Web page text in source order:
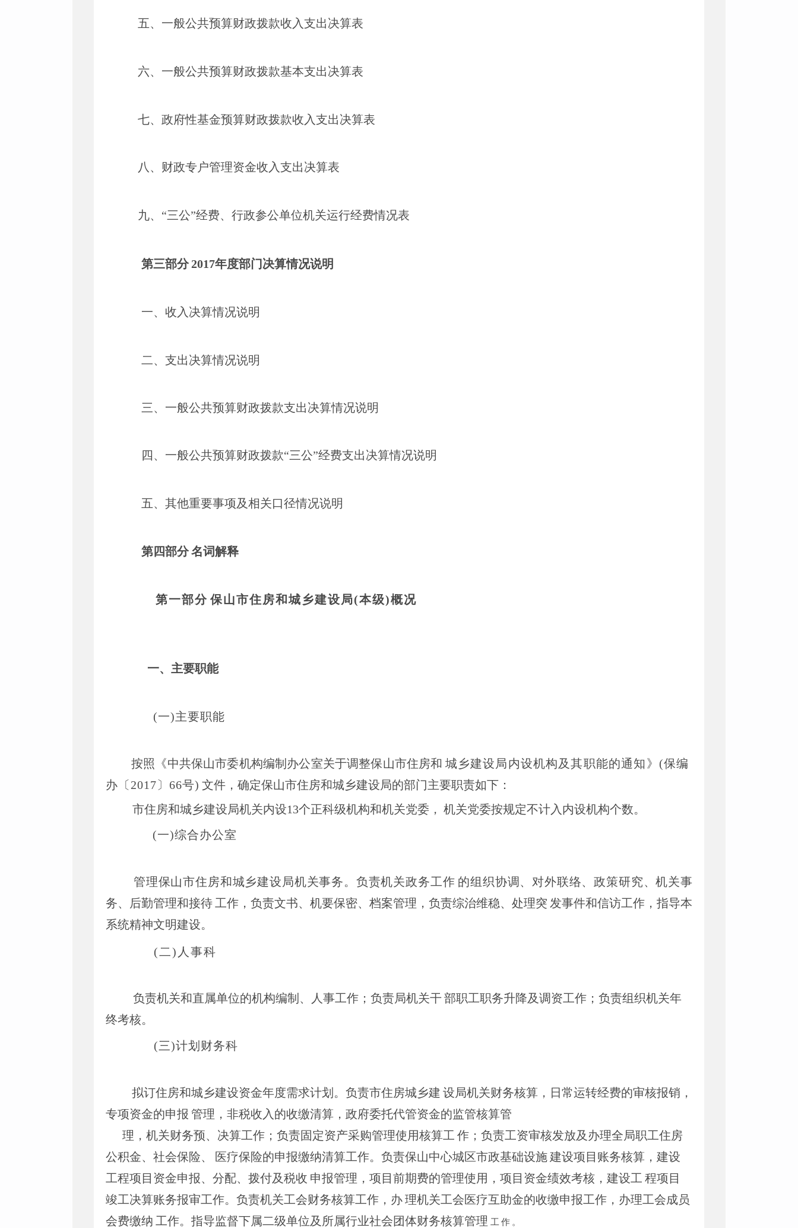
五、一般公共预算财政拨款收入支出决算表
六、一般公共预算财政拨款基本支出决算表
七、政府性基金预算财政拨款收入支出决算表
八、财政专户管理资金收入支出决算表
九、 “三公”经费、行政参公单位机关运行经费情况表
第三部分2017年度部门决算情况说明
一、收入决算情况说明
二、支出决算情况说明
三、一般公共预算财政拨款支出决算情况说明
四、一般公共预算财政拨款“三公”经费支出决算情况说明
五、其他重要事项及相关口径情况说明
第四部分名词解释
第一部分 保山市住房和城乡建设局(本级)概况
一、主要职能
(一)主要职能
按照《中共保山市委机构编制办公室关于调整保山市住房和 城乡建设局内设机构及其职能的通知》 (保编
办〔2017〕66号) 文件，确定保山市住房和城乡建设局的部门主要职责如下：
市住房和城乡建设局机关内设13个正科级机构和机关党委， 机关党委按规定不计入内设机构个数。
(一)综合办公室
管理保山市住房和城乡建设局机关事务。负责机关政务工作 的组织协调、对外联络、政策研究、机关事
务、后勤管理和接待 工作，负责文书、机要保密、档案管理，负责综治维稳、处理突 发事件和信访工作，指导本
系统精神文明建设。
(二)人事科
负责机关和直属单位的机构编制、人事工作；负责局机关干部职工职务升降及调资工作；负责组织机关年
终考核。
(三)计划财务科
拟订住房和城乡建设资金年度需求计划。负责市住房城乡建 设局机关财务核算，日常运转经费的审核报销，
专项资金的申报 管理，非税收入的收缴清算，政府委托代管资金的监管核算管
理，机关财务预、决算工作；负责固定资产采购管理使用核算工 作；负责工资审核发放及办理全局职工住房
公积金、社会保险、
医疗保险的申报缴纳清算工作。负责保山中心城区市政基础设施建设项目账务核算，建设
工程项目资金申报、分配、拨付及税收 申报管理，项目前期费的管理使用，项目资金绩效考核 ，建设工 程项目
竣工决算账务报审工作。负责机关工会财务核算工作，办理机关工会医疗互助金的收缴申报工作，办理工会成员
会费缴纳 工作。指导监督下属二级单位及所属行业社会团体财务核算管理 工 作 。